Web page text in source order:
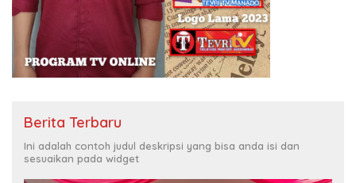
Berita Terbaru
Ini adalah contoh judul deskripsi yang bisa anda isi dan
sesuaikan pada widget